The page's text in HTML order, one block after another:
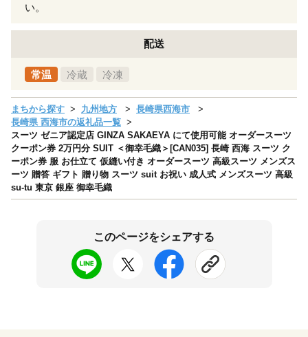
い。
配送
常温 冷蔵 冷凍
まちから探す 九州地方
長崎県西海市
長崎県 西海市の返礼品一覧
スーツ ゼニア認定店 GINZA SAKAEYA にて使用可能 オーダースーツ
クーポン券 2万円分 SUIT ＜御幸毛織＞[CAN035] 長崎 西海 スーツ ク
ーポン券 服 お仕立て 仮縫い付き オーダースーツ 高級スーツ メンズス
ーツ 贈答 ギフト 贈り物 スーツ suit お祝い 成人式 メンズスーツ 高級
su-tu 東京 銀座 御幸毛織
このページをシェアする